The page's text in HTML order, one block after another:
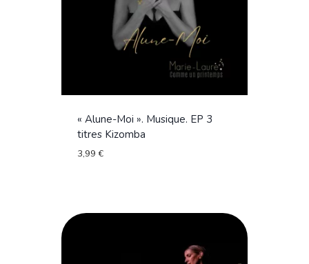
« Alune-Moi ». Musique. EP 3
titres Kizomba
3,99€